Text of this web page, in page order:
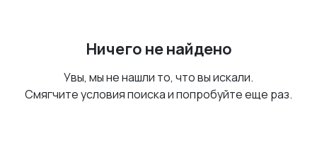
Ничего не найдено
Увы, мы не нашли то, что вы искали.
Смягчите условия поиска и попробуйте еще раз.